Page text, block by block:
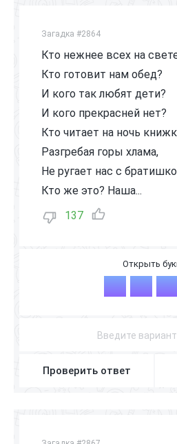
Загадка #2864
Кто нежнее всех на
Кто готовит нам обед?
И кого так любят дети?
И кого прекрасней нет?
Кто читает на ночь
Разгребая горы хлама,
Не ругает нас с
Кто же это? Наша...
137
М А М
Проверить ответ